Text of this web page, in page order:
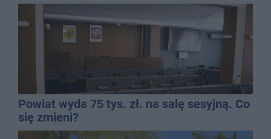
Powiat wyda 75 tys. zł. na salę sesyjną. Co
się zmieni?